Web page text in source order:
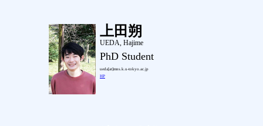
上田朔
UEDA, Hajime
PhD Student
ueda[at]mns.k.u-tokyo.ac.jp
HP